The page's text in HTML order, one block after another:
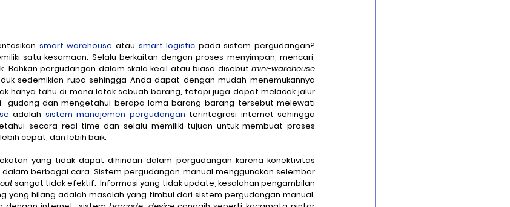
smart warehouse atau smart logistic pada sistem pergudangan?
satu kesamaan: Selalu berkaitan dengan proses menyimpan, mencari,
Bahkan pergudangan dalam skala kecil atau biasa disebut mini-warehouse
sedemikian rupa sehingga Anda dapat dengan mudah menemukannya
hanya tahu di mana letak sebuah barang, tetapi juga dapat melacak jalur
gudang dan mengetahui berapa lama barang-barang tersebut melewati
adalah sistem manajemen pergudangan terintegrasi internet sehingga
secara real-time dan selalu memiliki tujuan untuk membuat proses
cepat, dan lebih baik.
berbagai cara. Sistem pergudangan manual menggunakan selembar
sangat tidak efektif.  Informasi yang tidak update, kesalahan pengambilan
yang hilang adalah masalah yang timbul dari sistem pergudangan manual.